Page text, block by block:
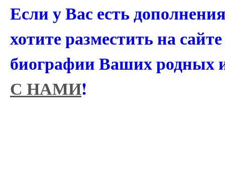
Если у Вас есть
хотите разместить на
биографии Ваших родных
С НАМИ!